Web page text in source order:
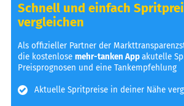
Schnell und einfach
vergleichen
Als offizieller Partner der
die kostenlosemehr-tanken Appakutelle
Preisprognosen und eine Tankempfehlung
Aktuelle Spritpreise in deiner Nähe